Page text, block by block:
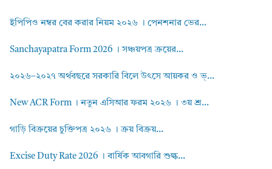
ইপিপিও নম্বর বের করার নিয়ম ২০২৬ । পেনশনার ভের...
Sanchayapatra Form 2026 । সঞ্চয়পত্র ক্রয়ের...
২০২৬–২০২৭ অর্থবছরে সরকারি বিলে উৎসে আয়কর ও ভ্...
New ACR Form । নতুন এসিআর ফরম ২০২৬ । ৩য় শ্র...
গাড়ি বিক্রয়ের চুক্তিপত্র ২০২৬ । ক্রয় বিক্রয়...
Excise Duty Rate 2026 । বার্ষিক আবগারি শুল্ক...